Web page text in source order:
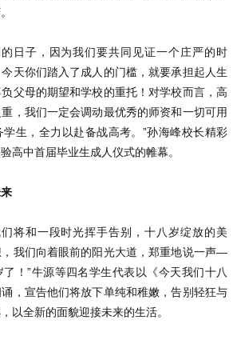
子，因为我们要共同见证一个庄严的时
天你们踏入了成人的门槛，就要承担起人生
父母的期望和学校的重托！对学校而言，高
，我们一定会调动最优秀的师资和一切可用
生，全力以赴备战高考。”孙海峰校长精彩
高中首届毕业生成人仪式的帷幕。
和一段时光挥手告别，十八岁绽放的美
我们向着眼前的阳光大道，郑重地说一声—
！”牛源等四名学生代表以《今天我们十八
，宣告他们将放下单纯和稚嫩，告别轻狂与
以全新的面貌迎接未来的生活。